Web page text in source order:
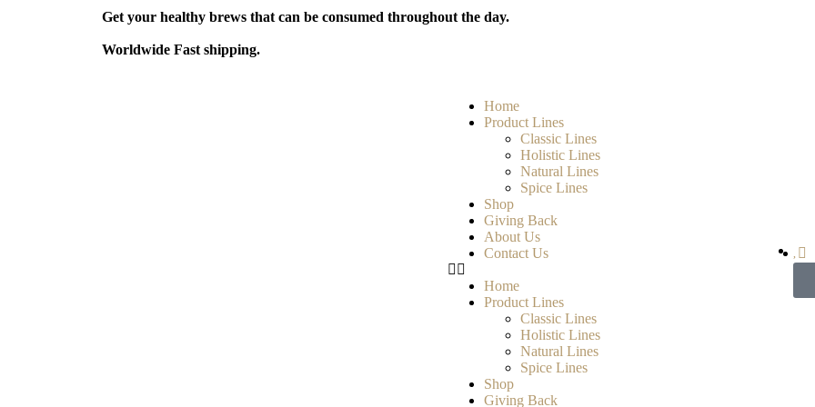
Get your healthy brews that can be consumed throughout the day.
Worldwide Fast shipping.
Home
Product Lines
Classic Lines
Holistic Lines
Natural Lines
Spice Lines
Shop
Giving Back
About Us
Contact Us
Home
Product Lines
Classic Lines
Holistic Lines
Natural Lines
Spice Lines
Shop
Giving Back